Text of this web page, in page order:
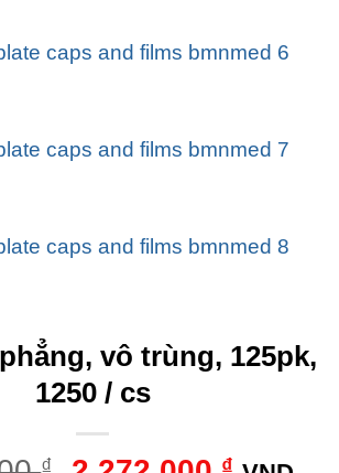
vô trùng, 125pk,
1250 / cs
₫ ₫